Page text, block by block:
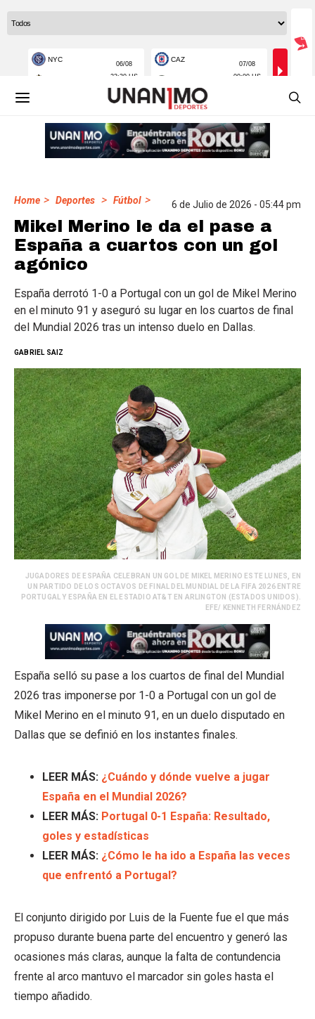
Home > Deportes > Fútbol > 6 de Julio de 2026 - 05:44 pm
Mikel Merino le da el pase a
España a cuartos con un gol
agónico
España derrotó 1-0 a Portugal con un gol de Mikel Merino
en el minuto 91 y aseguró su lugar en los cuartos de final
del Mundial 2026 tras un intenso duelo en Dallas.
GABRIEL SAIZ
JUGADORES DE ESPAÑA CELEBRAN UN GOL DE MIKEL MERINO ESTE LUNES, EN
UN PARTIDO DE LOS OCTAVOS DE FINAL DEL MUNDIAL DE LA FIFA 2026 ENTRE
PORTUGAL Y ESPAÑA EN EL ESTADIO AT&T EN ARLINGTON (ESTADOS UNIDOS).
EFE/ KENNETH FERNÁNDEZ
España selló su pase a los cuartos de final del Mundial
2026 tras imponerse por 1-0 a Portugal con un gol de
Mikel Merino en el minuto 91, en un duelo disputado en
Dallas que se definió en los instantes finales.
LEER MÁS: ¿Cuándo y dónde vuelve a jugar
España en el Mundial 2026?
LEER MÁS: Portugal 0-1 España: Resultado,
goles y estadísticas
LEER MÁS: ¿Cómo le ha ido a España las veces
que enfrentó a Portugal?
El conjunto dirigido por Luis de la Fuente fue el que más
propuso durante buena parte del encuentro y generó las
ocasiones más claras, aunque la falta de contundencia
frente al arco mantuvo el marcador sin goles hasta el
tiempo añadido.